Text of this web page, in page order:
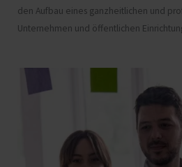
den Aufbau eines ganzheitlichen und
Unternehmen und öffentlichen